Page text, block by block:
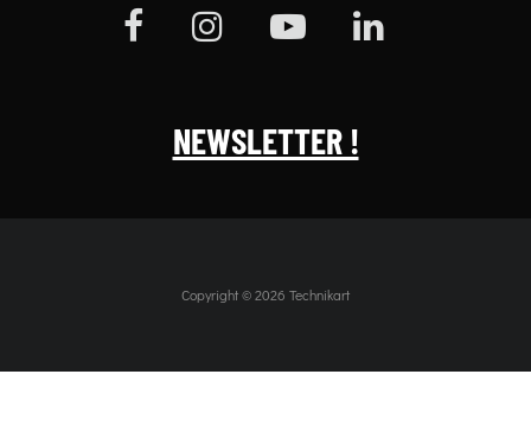
NEWSLETTER !
Copyright © 2026 Technikart